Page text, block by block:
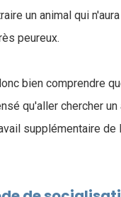
un animal qui
peureux.
bien comprendre
qu'aller chercher
supplémentaire